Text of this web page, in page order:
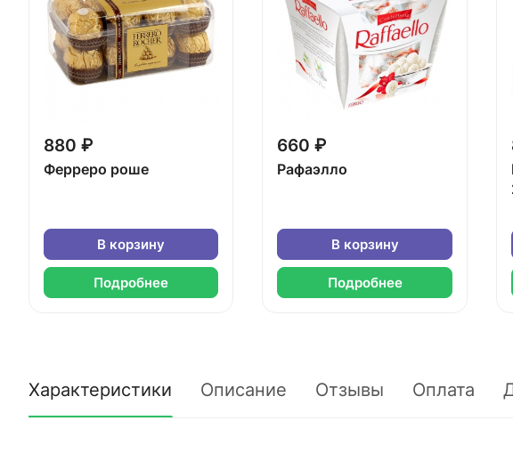
880 ₽
Ферреро роше
В корзину
Подробнее
660 ₽
Рафаэлло
В корзину
Подробнее
Характеристики Описание Отзывы Оплата